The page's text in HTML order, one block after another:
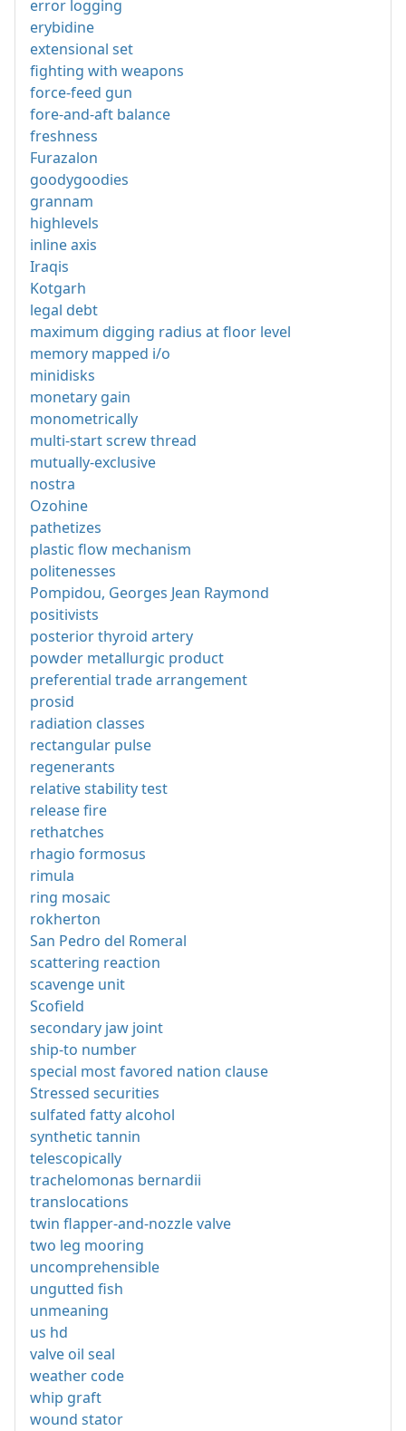
error logging
erybidine
extensional set
fighting with weapons
force-feed gun
fore-and-aft balance
freshness
Furazalon
goodygoodies
grannam
highlevels
inline axis
Iraqis
Kotgarh
legal debt
maximum digging radius at floor level
memory mapped i/o
minidisks
monetary gain
monometrically
multi-start screw thread
mutually-exclusive
nostra
Ozohine
pathetizes
plastic flow mechanism
politenesses
Pompidou, Georges Jean Raymond
positivists
posterior thyroid artery
powder metallurgic product
preferential trade arrangement
prosid
radiation classes
rectangular pulse
regenerants
relative stability test
release fire
rethatches
rhagio formosus
rimula
ring mosaic
rokherton
San Pedro del Romeral
scattering reaction
scavenge unit
Scofield
secondary jaw joint
ship-to number
special most favored nation clause
Stressed securities
sulfated fatty alcohol
synthetic tannin
telescopically
trachelomonas bernardii
translocations
twin flapper-and-nozzle valve
two leg mooring
uncomprehensible
ungutted fish
unmeaning
us hd
valve oil seal
weather code
whip graft
wound stator